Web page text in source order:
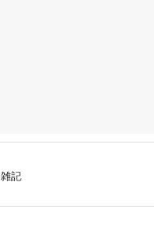
雑記